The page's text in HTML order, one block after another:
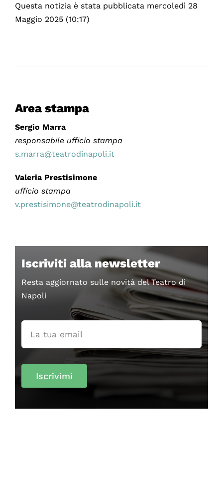
Questa notizia è stata pubblicata mercoledì 28
Maggio 2025 (10:17)
Area stampa
Sergio Marra
responsabile ufficio stampa
s.marra@teatrodinapoli.it
Valeria Prestisimone
ufficio stampa
v.prestisimone@teatrodinapoli.it
Iscriviti alla newsletter
Resta aggiornato sulle novità del Teatro di
Napoli
Iscrivimi